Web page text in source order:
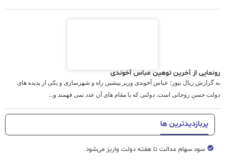
رونمایی از آخرین توهین عباس آخوندی
به گزارش ریال نیوز؛ عباس آخوندی وزیر پیشین راه و شهرسازی و یکی از پدیده های
دولت حسن روحانی است. دولتی که یا مقام های آن عدد نمی فهمند و...
پربازدیدترین ها
سود سهام عدالت تا هفته دولت واریز می‌شود